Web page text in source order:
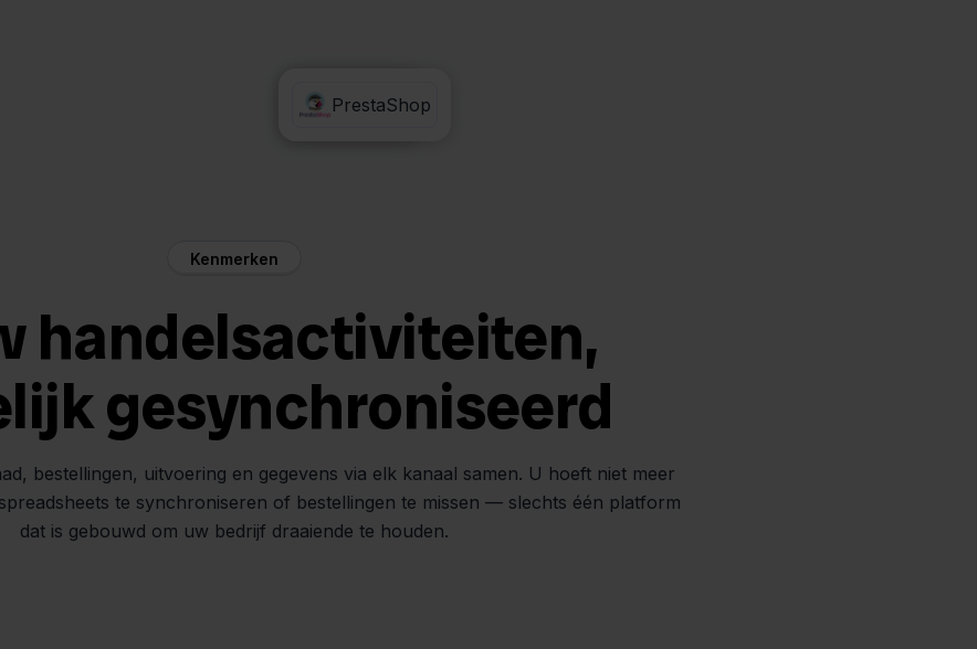
Kruidvat
PrestaShop
Kenmerken
handelsactiviteiten,
gesynchroniseerd
bestellingen, uitvoering en gegevens via elk kanaal samen. U hoeft niet meer
te synchroniseren of bestellingen te missen — slechts één platform
dat is gebouwd om uw bedrijf draaiende te houden.